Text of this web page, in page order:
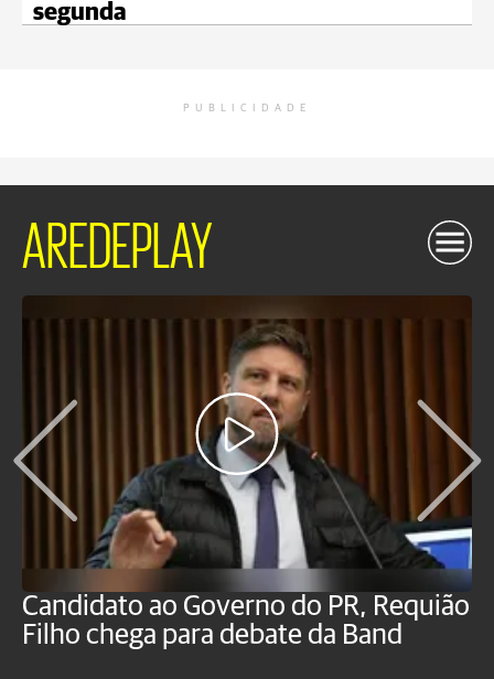
segunda
PUBLICIDADE
AREDEPLAY
Candidato ao Governo do PR, Requião
Filho chega para debate da Band